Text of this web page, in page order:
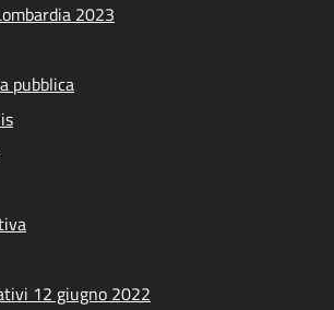
2023
pubblica
12 giugno 2022